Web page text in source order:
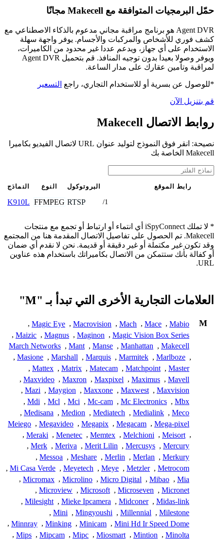
حمّل البرمجيات المتوافقة مع Makecell مجانًا
Agent DVR هو برنامج مراقبة مجاني مدعوم بالذكاء الاصطناعي مع
كشف فوري للأشخاص والمركبات والأجسام. يوفر واجهة سهلة
الاستخدام على أي جهاز، ويدعم عددا غير محدود من الكاميرات،
ويوفر وصولا بعيدا بدون توجيه المنافذ. قم بتحميل Agent DVR
لمراقبة وتأمين عقارك على مدار الساعة.
*للوصول عن بسرية أو للاستخدام التجاري، راجع التسعير
قم بتنزيل الآن
روابط الاتصال Makecell
نصيحة: انقر فوق النموذج لتوليد عنوان URL لاتصال الفيديو بكاميرا
Makecell الخاصة بك
النماذج النوع البروتوكول رابط الموقع
K910L FFMPEG RTSP /1
* لا تملك iSpyConnect أي انتماء أو ارتباط أو تجمع مع منتجات
Makecell. تم الحصول على تفاصيل الاتصال المقدمة هنا من المجتمع
وقد تكون غير مكتملة أو غير دقيقة أو قديمة. نحن لا نقدم أي ضمان
أو كفالة بأنك ستتمكن من الاتصال بكاميراتك باستخدام هذه عناوين
URL.
العلامات التجارية الأخرى التي تبدأ بـ "M"
M
Mabio
,
Mace
,
Mach
,
Macrovision
,
Magic Eye
,
Magic Vision Box Series
,
Maginon
,
Magnus
,
Maizic
,
Makecell
,
Manhattan
,
Manse
,
Mant
,
March Networks
,
Marlboze
,
Marmitek
,
Marquis
,
Marshall
,
Masione
,
Master
,
Matchpoint
,
Matecam
,
Matrix
,
Mattex
,
Mavell
,
Maximus
,
Maxpixel
,
Maxron
,
Maxvideo
,
Maxvision
,
Maxwest
,
Maxxone
,
Maygion
,
Mazi
,
Mbx
,
Mc Electronics
,
Mc-cam
,
Mci
,
Mcl
,
Mdi
,
Meco
,
Medialink
,
Mediatech
,
Medion
,
Medisana
,
Mega-pixel
,
Megacam
,
Megapix
,
Megavideo
,
Meiego
,
Meisort
,
Melchioni
,
Memtex
,
Menetec
,
Meraki
,
Mercury
,
Mercusys
,
Merit Lilin
,
Meriva
,
Merk
,
Merkury
,
Merlan
,
Merlin
,
Meshare
,
Messoa
,
Metrocom
,
Metzler
,
Meye
,
Meyetech
,
Mi Casa Verde
,
Mia
,
Mibao
,
Micro Digital
,
Microlino
,
Micromax
,
Micronet
,
Microseven
,
Microsoft
,
Microview
,
Midas-link
,
Midconer
,
Mieke Ipcamera
,
Milesight
,
Milestone
,
Millennial
,
Mingyoushi
,
Mini
,
Mini Hd Ir Speed Dome
,
Minicam
,
Minking
,
Minnray
,
Minolta
,
Mintion
,
Miosmart
,
Mipc
,
Mipcam
,
Mips
,